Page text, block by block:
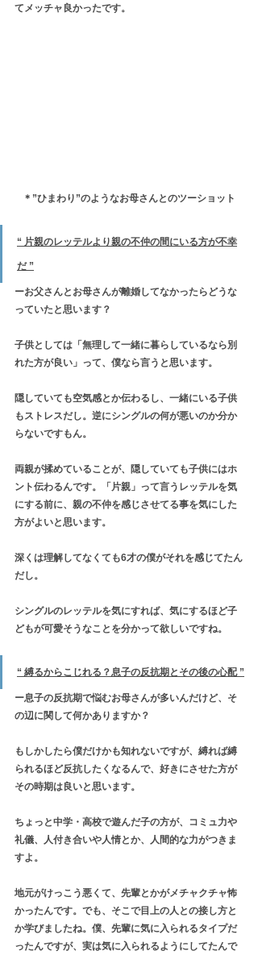
てメッチャ良かったです。
＊”ひまわり”のようなお母さんとのツーショット
“ 片親のレッテルより親の不仲の間にいる方が不幸
だ ”
ーお父さんとお母さんが離婚してなかったらどうな
っていたと思います？
子供としては「無理して一緒に暮らしているなら別
れた方が良い」って、僕なら言うと思います。
隠していても空気感とか伝わるし、一緒にいる子供
もストレスだし。逆にシングルの何が悪いのか分か
らないですもん。
両親が揉めていることが、隠していても子供にはホ
ント伝わるんです。「片親」って言うレッテルを気
にする前に、親の不仲を感じさせてる事を気にした
方がよいと思います。
深くは理解してなくても6才の僕がそれを感じてたん
だし。
シングルのレッテルを気にすれば、気にするほど子
どもが可愛そうなことを分かって欲しいですね。
“ 縛るからこじれる？息子の反抗期とその後の心配 ”
ー息子の反抗期で悩むお母さんが多いんだけど、そ
の辺に関して何かありますか？
もしかしたら僕だけかも知れないですが、縛れば縛
られるほど反抗したくなるんで、好きにさせた方が
その時期は良いと思います。
ちょっと中学・高校で遊んだ子の方が、コミュ力や
礼儀、人付き合いや人情とか、人間的な力がつきま
すよ。
地元がけっこう悪くて、先輩とかがメチャクチャ怖
かったんです。でも、そこで目上の人との接し方と
か学びましたね。僕、先輩に気に入られるタイプだ
ったんですが、実は気に入られるようにしてたんで